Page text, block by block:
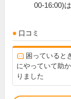
00-16:00)
口コミ
困っていると
にやっていて助か
りました